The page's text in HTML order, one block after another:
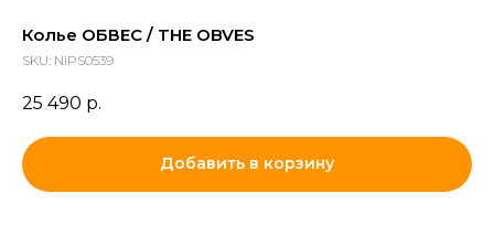
Колье ОБВЕС / THE OBVES
SKU: NIPS0539
25 490 р.
Добавить в корзину